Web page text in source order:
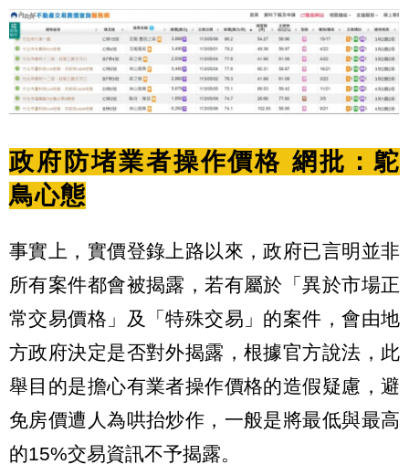
政府防堵業者操作價格 網批：鴕
鳥心態
事實上，實價登錄上路以來，政府已言明並非
所有案件都會被揭露，若有屬於「異於市場正
常交易價格」及「特殊交易」的案件，會由地
方政府決定是否對外揭露，根據官方說法，此
舉目的是擔心有業者操作價格的造假疑慮，避
免房價遭人為哄抬炒作，一般是將最低與最高
的15%交易資訊不予揭露。